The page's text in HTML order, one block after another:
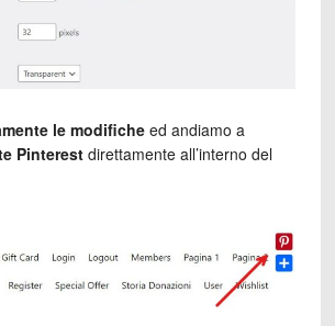
le modificheed andiamo a
Pinterestdirettamente all’interno del